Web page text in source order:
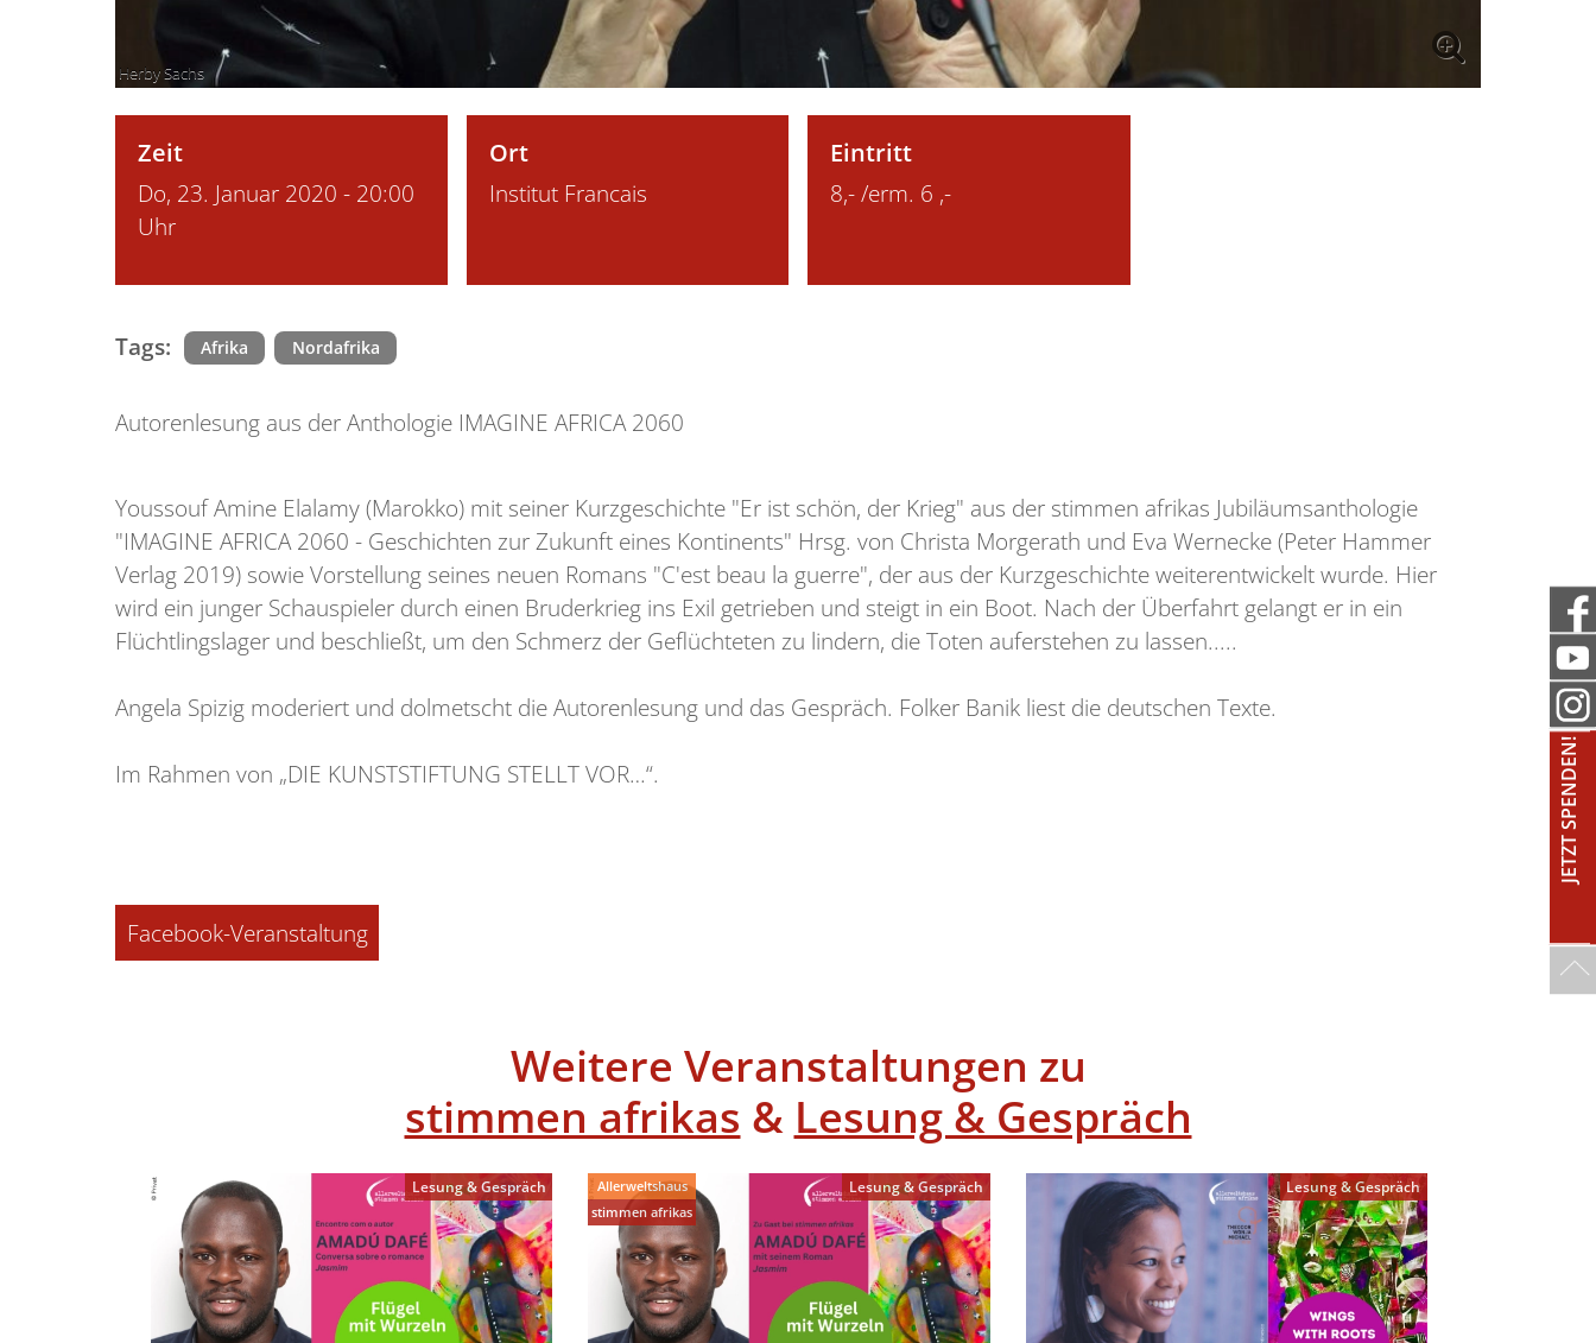
JETZT SPENDEN!
Herby Sachs
Zeit
Do, 23. Januar 2020 - 20:00
Uhr
Ort
Institut Francais
Eintritt
8,- /erm. 6 ,-
Tags: Afrika Nordafrika
Autorenlesung aus der Anthologie IMAGINE AFRICA 2060
Youssouf Amine Elalamy (Marokko) mit seiner Kurzgeschichte "Er ist schön, der Krieg" aus der stimmen afrikas Jubiläumsanthologie
"IMAGINE AFRICA 2060 - Geschichten zur Zukunft eines Kontinents" Hrsg. von Christa Morgerath und Eva Wernecke (Peter Hammer
Verlag 2019) sowie Vorstellung seines neuen Romans "C'est beau la guerre", der aus der Kurzgeschichte weiterentwickelt wurde. Hier
wird ein junger Schauspieler durch einen Bruderkrieg ins Exil getrieben und steigt in ein Boot. Nach der Überfahrt gelangt er in ein
Flüchtlingslager und beschließt, um den Schmerz der Geflüchteten zu lindern, die Toten auferstehen zu lassen.....
Angela Spizig moderiert und dolmetscht die Autorenlesung und das Gespräch. Folker Banik liest die deutschen Texte.
Im Rahmen von „DIE KUNSTSTIFTUNG STELLT VOR…“.
Facebook-Veranstaltung
Weitere Veranstaltungen zu
stimmen afrikas & Lesung & Gespräch
Lesung & Gespräch
Allerweltshaus
stimmen afrikas
Lesung & Gespräch Lesung & Gespräch